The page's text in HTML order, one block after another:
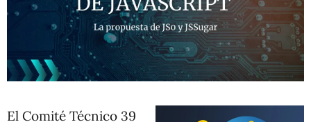
El Comité Técnico 39